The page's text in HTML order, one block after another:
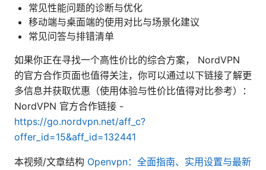
常见性能问题的诊断与优化
移动端与桌面端的使用对比与场景化建议
常见问答与排错清单
如果你正在寻找一个高性价比的综合方案， NordVPN
的官方合作页面也值得关注，你可以通过以下链接了解更
多信息并获取优惠（使用体验与性价比值得对比参考）：
NordVPN 官方合作链接 -
https://go.nordvpn.net/aff_c?
offer_id=15&aff_id=132441
本视频/文章结构 Openvpn：全面指南、实用设置与最新